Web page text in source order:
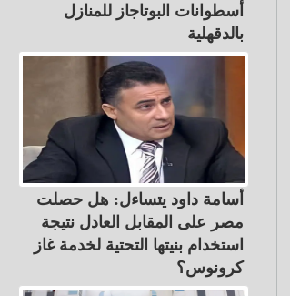
أسطوانات البوتاجاز للمنازل
بالدقهلية
أسامة داود يتساءل: هل حصلت
مصر على المقابل العادل نتيجة
استخدام بنيتها التحتية لخدمة غاز
كرونوس؟